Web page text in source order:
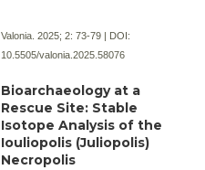
Valonia. 2025; 2: 73-79 | DOI:
10.5505/valonia.2025.58076
Bioarchaeology at a
Rescue Site: Stable
Isotope Analysis of the
Iouliopolis (Juliopolis)
Necropolis